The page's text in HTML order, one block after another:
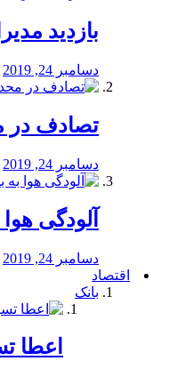
بازدید
دسامبر 24, 2019
تصادف در
دسامبر 24, 2019
آلودگی
دسامبر 24, 2019
اقتصاد
بانک
️اعطا